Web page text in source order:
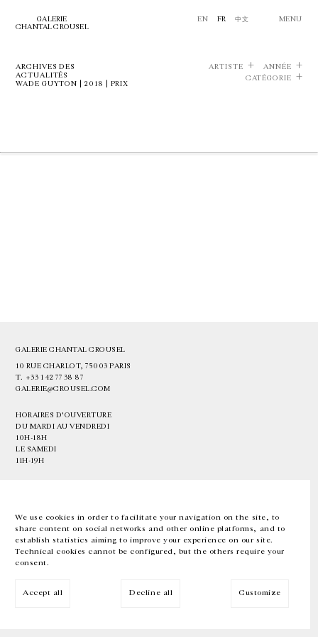
We use cookies in order to facilitate your navigation on the site, to
share content on social networks and other online platforms, and to
establish statistics aiming to improve your experience on our site.
Technical cookies cannot be configured, but the others require your
consent.
Accept all Decline all Customize
GALERIE
CHANTAL CROUSEL
EN FR 中文 MENU
ARCHIVES DES
ACTUALITÉS
WADE GUYTON | 2018 | PRIX
ARTISTE
ANNÉE
CATÉGORIE
GALERIE CHANTAL CROUSEL
10 RUE CHARLOT, 75003 PARIS
T. +33 1 42 77 38 87
GALERIE@CROUSEL.COM
HORAIRES D'OUVERTURE
DU MARDI AU VENDREDI
10H-18H
LE SAMEDI
11H-19H
EN FR 中文 Facebook Instagram
Inscrivez-vous à notre newsletter